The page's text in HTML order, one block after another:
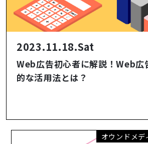
2023.11.18.Sat
Web広告初心者に解説！Web広
的な活用法とは？
オウンドメデ